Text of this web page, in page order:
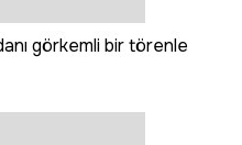
görkemli bir törenle